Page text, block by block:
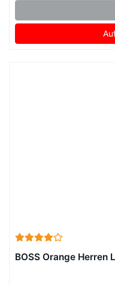
BOSS Orange Herren